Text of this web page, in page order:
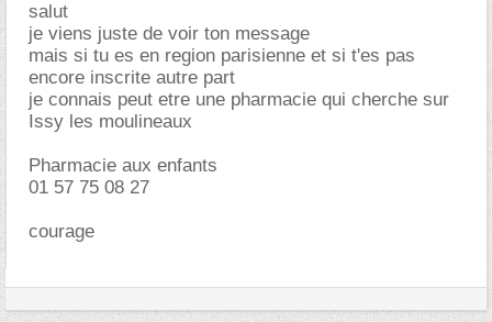
salut
je viens juste de voir ton message
mais si tu es en region parisienne et si t'es pas
encore inscrite autre part
je connais peut etre une pharmacie qui cherche sur
Issy les moulineaux
Pharmacie aux enfants
01 57 75 08 27
courage